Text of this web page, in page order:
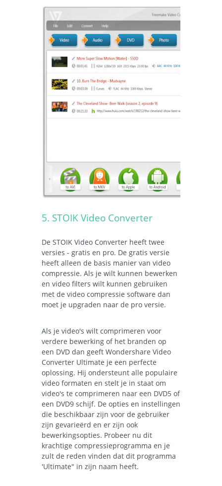
5. STOIK Video Converter
De STOIK Video Converter heeft twee
versies - gratis en pro. De gratis versie
heeft alleen de basis manier van video
compressie. Als je wilt kunnen bewerken
en video filters wilt kunnen gebruiken
met de video compressie software dan
moet je upgraden naar de pro versie.
Als je video's wilt comprimeren voor
verdere bewerking of het branden op
een DVD dan geeft Wondershare Video
Converter Ultimate je een perfecte
oplossing. Hij ondersteunt alle populaire
video formaten en stelt je in staat om
video's te comprimeren naar een DVD5 of
een DVD9 schijf. De opties en instellingen
die beschikbaar zijn voor de gebruiker
zijn gevarieërd en er zijn ook
bewerkingsopties. Probeer nu dit
krachtige compressieprogramma en je
zult de reden vinden dat dit programma
'Ultimate" in zijn naam heeft.